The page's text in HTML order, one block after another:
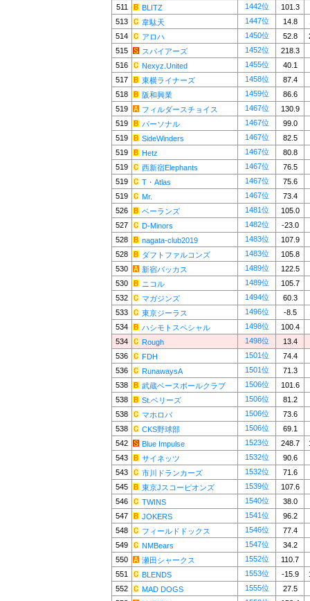
511
BLITZ 1442位
101.3
513
韋駄天 1447位 14.8
514
アロハ 1450位 52.8
515
スパイアーズ 1452位
218.3
516
Nexyz.United 1455位
40.1
517
東横ライナーズ 1458位
87.4
518
阪和興業 1459位
86.6
519
フィルダースチョイス 1467位
130.9
519
パーソナル 1467位
99.0
519
SideWinders 1467位
82.5
519
Hetz 1467位
80.8
519
西新宿Elephants 1467位
76.5
519
T・Atlas 1467位
75.6
519
Mr. 1467位
73.4
526
ベーランズ 1481位
105.0
527
D-Minors 1482位
-23.0
528
nagata-club2019 1483位
107.9
528
ダフトファルコンズ 1483位
105.8
530
新宿バッカス 1489位
122.5
530
ニコル 1489位
105.7
532
マガジンズ 1494位
60.3
533
東京ジーラス 1496位 -8.5
534
ハシモトスペシャル 1498位
100.4
534
Rough 1498位
13.4
536
FDH 1501位
74.4
536
RunawaysA 1501位
71.3
538
武蔵ベースボールクラブ 1506位
101.6
538
St.ベリーズ 1506位
81.2
538
マホロバ 1506位
73.6
538
CKS野球部 1506位
69.1
542
Blue Impulse 1523位 248.7
543
サイネッツ 1532位
90.6
543
市川ドランカーズ 1532位
71.6
545
東京Jスコーピオンズ 1539位
107.6
546
TWINS 1540位
38.0
547
JOKERS 1541位
96.2
548
フィールドドックス 1546位
77.4
549
NMBears 1547位
34.2
550
瀬田シャークス 1552位
110.7
551
BLENDS 1553位 -15.9
552
MAD DOGS 1555位
27.5